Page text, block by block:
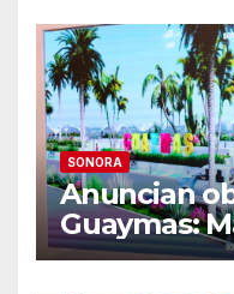
SONORA
Anuncian
Guaymas:
viviendas,